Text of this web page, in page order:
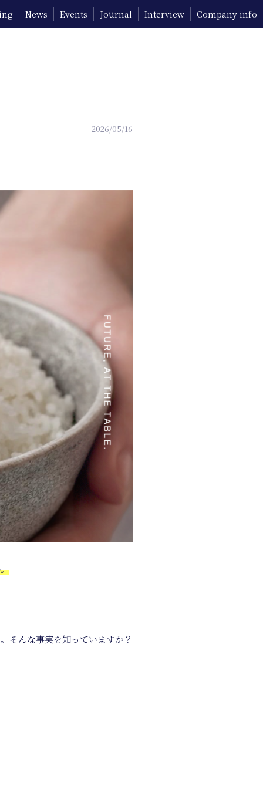
News Events Journal Interview Company info
2026/05/16
そんな事実を知っていますか？